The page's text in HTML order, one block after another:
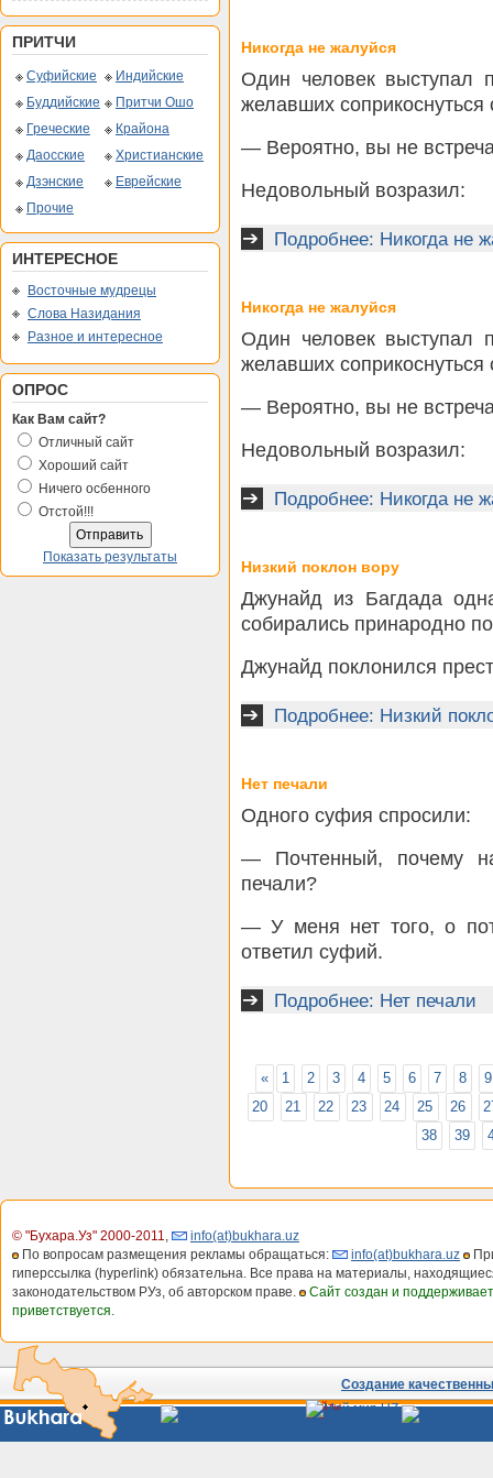
ПРИТЧИ
Суфийские
Индийские
Буддийские
Притчи Ошо
Греческие
Крайона
Даосские
Христианские
Дзэнские
Еврейские
Прочие
ИНТЕРЕСНОЕ
Восточные мудрецы
Слова Назидания
Разное и интересное
ОПРОС
Как Вам сайт?
Отличный сайт
Хороший сайт
Ничего осбенного
Отстой!!!
Показать результаты
Никогда не жалуйся
Один человек выступал
желавших соприкоснуться
— Вероятно, вы не
Недовольный возразил:
Подробнее: Никогда не
Никогда не жалуйся
Один человек выступал
желавших соприкоснуться
— Вероятно, вы не
Недовольный возразил:
Подробнее: Никогда не
Низкий поклон вору
Джунайд из Багдада
собирались принародно
Джунайд поклонился
Подробнее: Низкий
Нет печали
Одного суфия спросили:
— Почтенный, почему
печали?
— У меня нет того, о
ответил суфий.
Подробнее: Нет печали
« 1 2 3 4 5 6 7 8
9
20
21 22 23 24 25 26
38
39
© "Бухара.Уз" 2000-2011,
info(at)bukhara.uz
По вопросам размещения рекламы обращаться:
info(at)bukhara.uz
гиперссылка (hyperlink) обязательна. Все права на материалы,
законодательством РУз, об авторском праве.
Сайт создан и
приветствуется.
Создание
Сайты
Узбекистана